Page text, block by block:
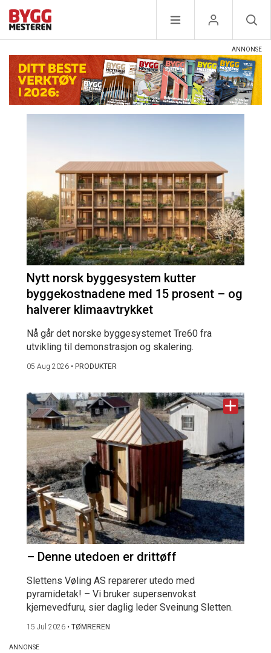
Nytt norsk byggesystem kutter
byggekostnadene med 15 prosent – og
halverer klimaavtrykket
Nå går det norske byggesystemet Tre60 fra
utvikling til demonstrasjon og skalering.
05 Aug 2026 • PRODUKTER
– Denne utedoen er drittøff
Slettens Vøling AS reparerer utedo med
pyramidetak! – Vi bruker supersenvokst
kjernevedfuru, sier daglig leder Sveinung Sletten.
15 Jul 2026 • TØMREREN